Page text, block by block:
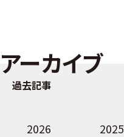
アーカイブ
過去記事
2026 2025